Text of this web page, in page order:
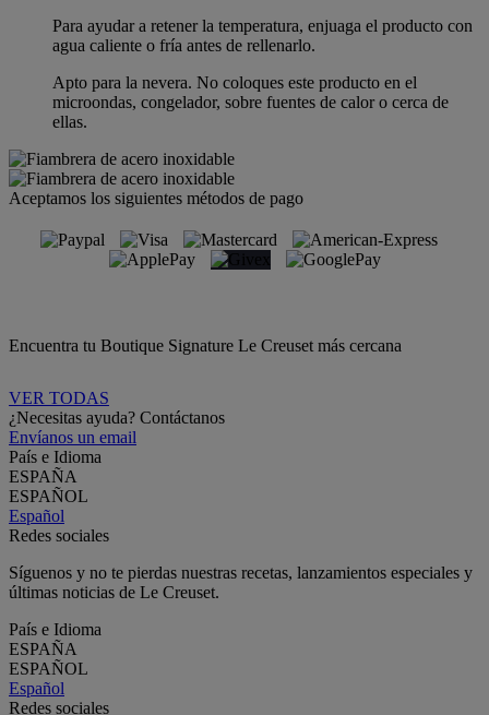
Para ayudar a retener la temperatura, enjuaga el producto con
agua caliente o fría antes de rellenarlo.
Apto para la nevera. No coloques este producto en el
microondas, congelador, sobre fuentes de calor o cerca de
ellas.
Aceptamos los siguientes métodos de pago
Encuentra tu Boutique Signature Le Creuset más cercana
VER TODAS
¿Necesitas ayuda? Contáctanos
Envíanos un email
País e Idioma
ESPAÑA
ESPAÑOL
Español
Redes sociales
Síguenos y no te pierdas nuestras recetas, lanzamientos especiales y
últimas noticias de Le Creuset.
País e Idioma
ESPAÑA
ESPAÑOL
Español
Redes sociales